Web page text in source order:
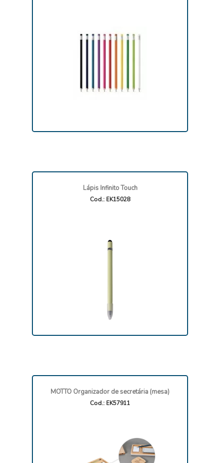
Lápis Infinito Touch
Cod.: EK15028
MOTTO Organizador de secretária (mesa)
Cod.: EK57911